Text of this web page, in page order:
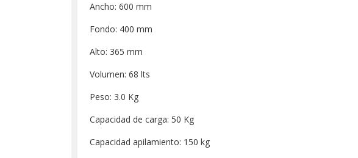
Ancho: 600 mm
Fondo: 400 mm
Alto: 365 mm
Volumen: 68 lts
Peso: 3.0 Kg
Capacidad de carga: 50 Kg
Capacidad apilamiento: 150 kg